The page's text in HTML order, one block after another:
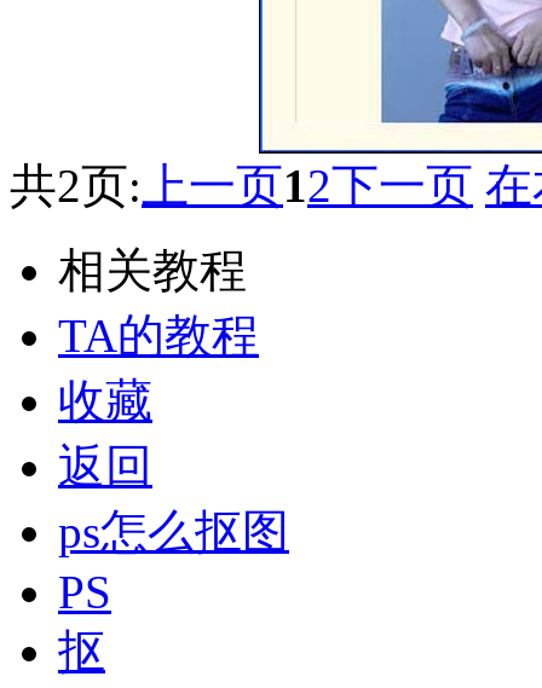
共2页: 上一页12下一页
相关教程
TA的教程
收藏
返回
ps怎么抠图
PS
抠